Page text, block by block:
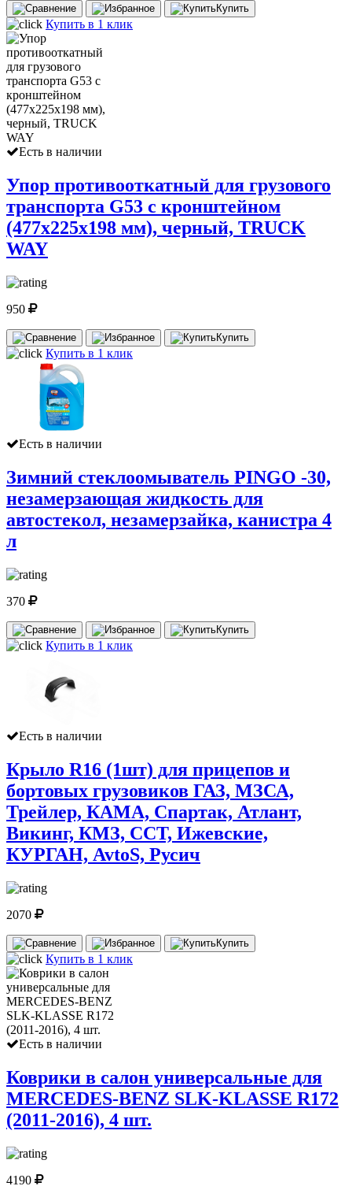
Купить
Купить в 1 клик
Есть в наличии
Упор противооткатный для грузового
транспорта G53 с кронштейном
(477х225х198 мм), черный, TRUCK
WAY
950
Купить
Купить в 1 клик
Есть в наличии
Зимний стеклоомыватель PINGO -30,
незамерзающая жидкость для
автостекол, незамерзайка, канистра 4
л
370
Купить
Купить в 1 клик
Есть в наличии
Крыло R16 (1шт) для прицепов и
бортовых грузовиков ГАЗ, МЗСА,
Трейлер, КАМА, Спартак, Атлант,
Викинг, КМЗ, ССТ, Ижевские,
КУРГАН, AvtoS, Русич
2070
Купить
Купить в 1 клик
Есть в наличии
Коврики в салон универсальные для
MERCEDES-BENZ SLK-KLASSE R172
(2011-2016), 4 шт.
4190